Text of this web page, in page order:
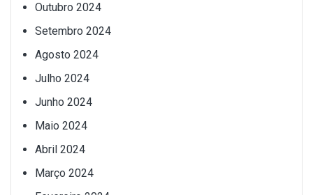
Outubro 2024
Setembro 2024
Agosto 2024
Julho 2024
Junho 2024
Maio 2024
Abril 2024
Março 2024